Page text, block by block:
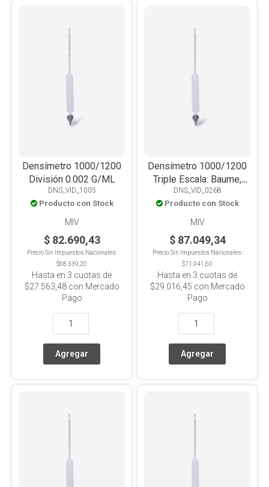
Densímetro 1000/1200
División 0.002 G/ML
DNS_VID_1005
Producto con Stock
MIV
$ 82.690,43
Precio Sin Impuestos Nacionales:
$68.339,20
Hasta en 3 cuotas de
$27.563,48con Mercado
Pago
Densímetro 1000/1200
Triple Escala: Baume,
Alcohol Y Densidad Para
Cerveza
DNS_VID_0268
Producto con Stock
MIV
$ 87.049,34
Precio Sin Impuestos Nacionales:
$71.941,60
Hasta en 3 cuotas de
$29.016,45 con Mercado
Pago